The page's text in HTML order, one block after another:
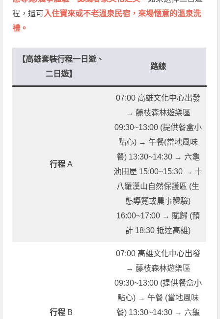
程，還可入住寶來或不老溫泉民宿，來場愜意的溫泉洗
禮。
【高雄套裝行程一日遊、
二日遊】
路線
行程A
07:00 高雄文化中心出發
→ 藤枝森林遊樂區
09:30~13:00 (提供餐盒小
點心) → 午餐(當地風味
餐) 13:30~14:30 → 六龜
池田屋 15:00~15:30 → 十
八羅漢山自然保護區 (生
態導覽或農事體驗)
16:00~17:00 → 賦歸 (預
計 18:30 抵達高雄)
行程B
07:00 高雄文化中心出發
→ 藤枝森林遊樂區
09:30~13:00 (提供餐盒小
點心) → 午餐 (當地風味
餐) 13:30~14:30 → 六龜